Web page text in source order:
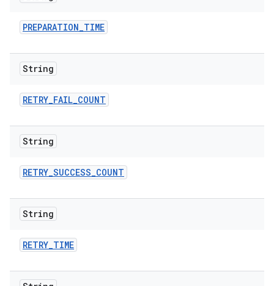
PREPARATION_TIME
String
RETRY_FAIL_COUNT
String
RETRY_SUCCESS_COUNT
String
RETRY_TIME